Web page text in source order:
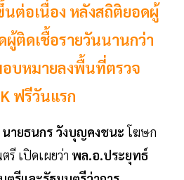
อเนื่อง หลังสถิติยอดผู้
ติดเชื้อรายวันนานกว่า
อบหมายลงพื้นที่ตรวจ
ฟรีวันแรก
นายธนกร วังบุญคงชนะโฆษก
รี เปิดเผยว่า พล.อ.ประยุทธ์